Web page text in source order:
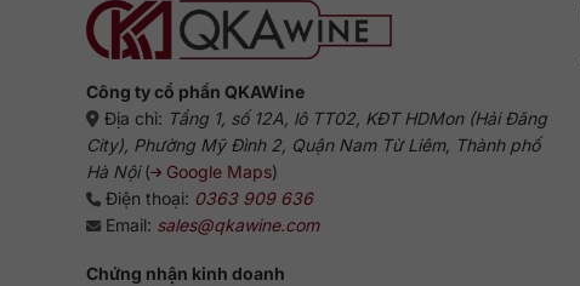
Công ty cổ phần QKAWine
Địa chỉ: Tầng 1, số 12A, lô TT02, KĐT HDMon (Hải Đăng
City), Phường Mỹ Đình 2, Quận Nam Từ Liêm, Thành phố
Hà Nội( Google Maps)
Điện thoại: 0363 909 636
Email: sales@qkawine.com
Chứng nhận kinh doanh